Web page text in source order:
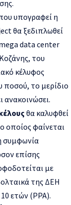
υπογραφεί η
θα ξεδιπλωθεί
data center
του
κέλυφος
ποσού, το μερίδιο
ανακοινώσει.
θα καλυφθεί
οποίος φαίνεται
συμφωνία
επίσης
με
της ΔΕΗ
ετών (PPA).